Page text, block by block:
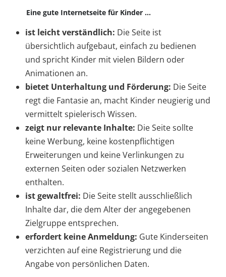
Eine gute Internetseite für Kinder ...
ist leicht verständlich: Die Seite ist
übersichtlich aufgebaut, einfach zu bedienen
und spricht Kinder mit vielen Bildern oder
Animationen an.
bietet Unterhaltung und Förderung: Die Seite
regt die Fantasie an, macht Kinder neugierig und
vermittelt spielerisch Wissen.
zeigt nur relevante Inhalte: Die Seite sollte
keine Werbung, keine kostenpflichtigen
Erweiterungen und keine Verlinkungen zu
externen Seiten oder sozialen Netzwerken
enthalten.
ist gewaltfrei: Die Seite stellt ausschließlich
Inhalte dar, die dem Alter der angegebenen
Zielgruppe entsprechen.
erfordert keine Anmeldung: Gute Kinderseiten
verzichten auf eine Registrierung und die
Angabe von persönlichen Daten.